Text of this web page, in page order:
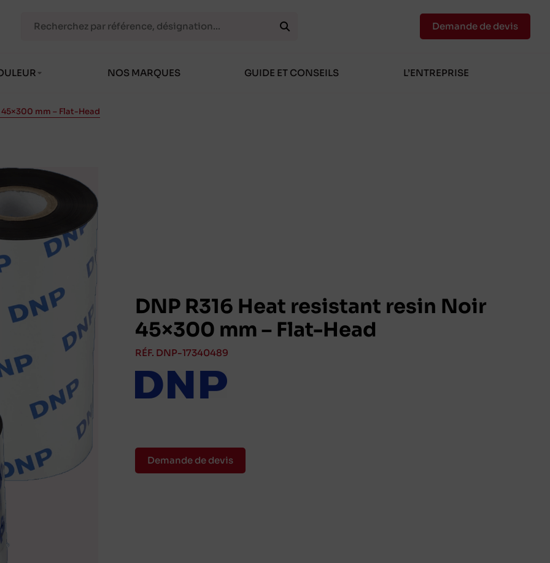
NOS MARQUES GUIDE ET CONSEILS L’ENTREPRISE
Demande de devis
mm – Flat-Head
DNP R316 Heat resistant resin Noir
45×300 mm – Flat-Head
RÉF. DNP-17340489
Demande de devis